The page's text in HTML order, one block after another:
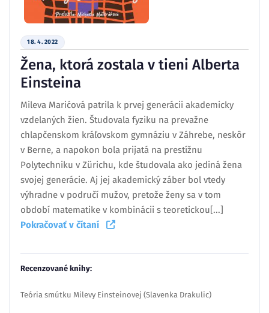
18. 4. 2022
Žena, ktorá zostala v tieni Alberta
Einsteina
Mileva Marićová patrila k prvej generácii akademicky
vzdelaných žien. Študovala fyziku na prevažne
chlapčenskom kráľovskom gymnáziu v Záhrebe, neskôr
v Berne, a napokon bola prijatá na prestížnu
Polytechniku v Zürichu, kde študovala ako jediná žena
svojej generácie. Aj jej akademický záber bol vtedy
výhradne v područí mužov, pretože ženy sa v tom
období matematike v kombinácii s teoretickou[...]
Pokračovať v čítaní
Recenzované knihy:
Teória smútku Milevy Einsteinovej (Slavenka Drakulic)